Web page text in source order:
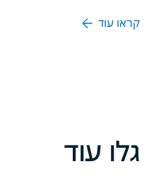
קראו עוד
גלו עוד